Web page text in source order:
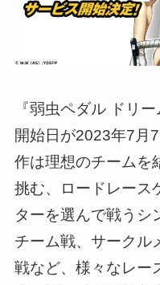
『弱虫ペダル ドリ
開始日が2023年7月
作は理想のチームを
挑む、ロードレース
ターを選んで戦うシ
チーム戦、サークル
戦など、様々なレー